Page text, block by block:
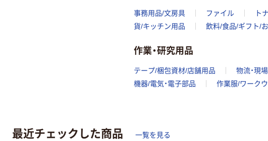
事務用品/文房具 ファイル ト
貨/キッチン用品
飲料/食品/ギフト/
作業・研究用品
テープ/梱包資材/店舗用品 物流・現
機器/電気・電子部品
作業服/ワーク
最近チェックした商品 一覧を見る